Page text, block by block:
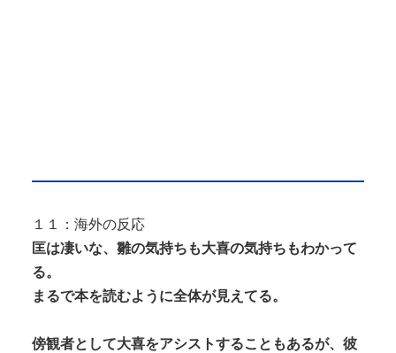
１１：海外の反応
匡は凄いな、雛の気持ちも大喜の気持ちもわかって
る。
まるで本を読むように全体が見えてる。
傍観者として大喜をアシストすることもあるが、彼